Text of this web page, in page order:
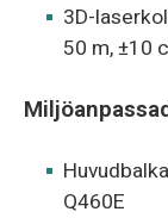
3D-
50 m, ±10
Q460E